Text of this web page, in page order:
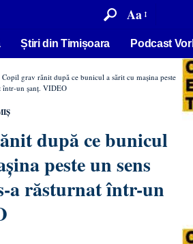
Aa
Știri din Timișoara Podcast
Copil grav rănit după ce bunicul a sărit cu mașina peste
într-un șanț. VIDEO
după ce bunicul
peste un sens
a răsturnat într-un